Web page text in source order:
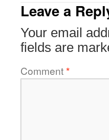
Leave a
Your email
fields are
Comment*